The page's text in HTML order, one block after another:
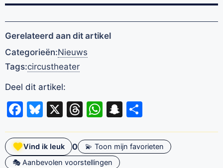
Gerelateerd aan dit artikel
Categorieën:Nieuws
Tags:circustheater
Deel dit artikel:
Facebook
Bluesky
X Threads
WhatsApp
Snapchat
Vind ik leuk 0
💫 Toon mijn favorieten
🎭 Aanbevolen voorstellingen